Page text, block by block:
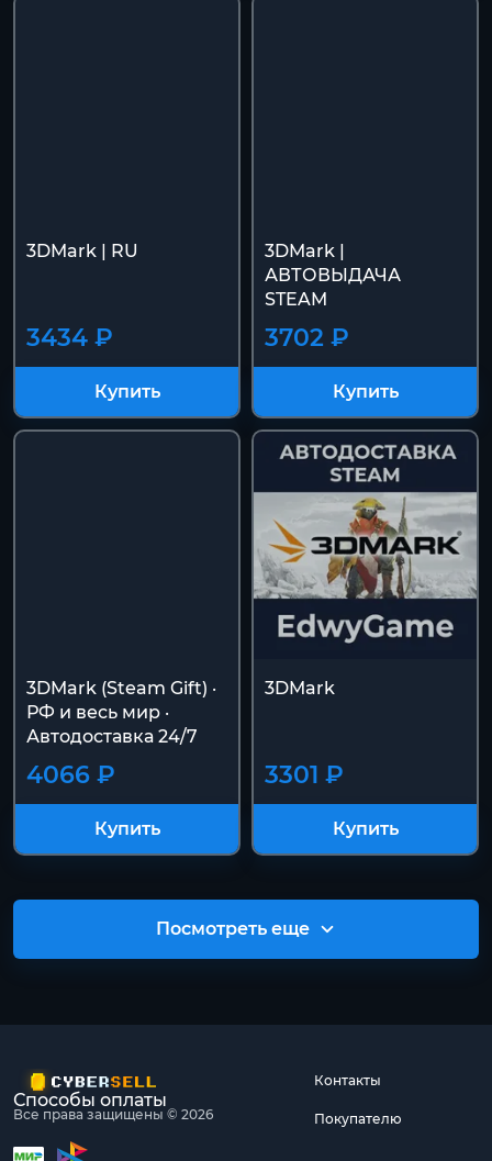
3DMark | RU
3434 ₽
Купить
3DMark |
АВТОВЫДАЧА
STEAM
3702 ₽
Купить
3DMark (Steam Gift) ·
РФ и весь мир ·
Автодоставка 24/7
4066 ₽
Купить
3DMark
3301 ₽
Купить
Посмотреть еще
Все права защищены © 2026
Контакты
Покупателю
Способы оплаты